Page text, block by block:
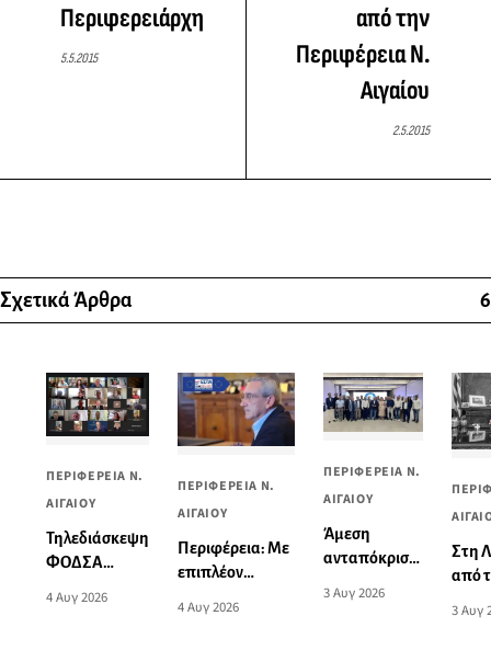
Περιφερειάρχη
5.5.2015
από την
Περιφέρεια Ν.
Αιγαίου
2.5.2015
Σχετικά Άρθρα 6
ΠΕΡΙΦΕΡΕΙΑ Ν.
ΑΙΓΑΙΟΥ
Τηλεδιάσκεψη
ΦΟΔΣΑ
Αιγαίου:
4 Αυγ 2026
ΠΕΡΙΦΕΡΕΙΑ Ν.
ΑΙΓΑΙΟΥ
Περιφέρεια: Με
επιπλέον
ενισχύεται η
4 Αυγ 2026
ΠΕΡΙΦΕΡΕΙΑ Ν.
ΑΙΓΑΙΟΥ
Άμεση
ανταπόκριση
του ΦοΔΣΑ
3 Αυγ 2026
Στη
από
3 Αυγ